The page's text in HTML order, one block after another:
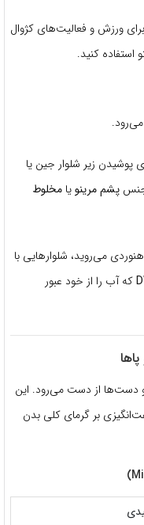
برای ورزش و فعالیت‌های کژوال
استفاده کنید.
پوشیدن زیر شلوار جین یا
پشم مرینویا مخلوط
می‌روید، شلوارهایی با
که آب را از خود عبور
دست‌ها از دست می‌رود. این
بر گرمای کلی بدن